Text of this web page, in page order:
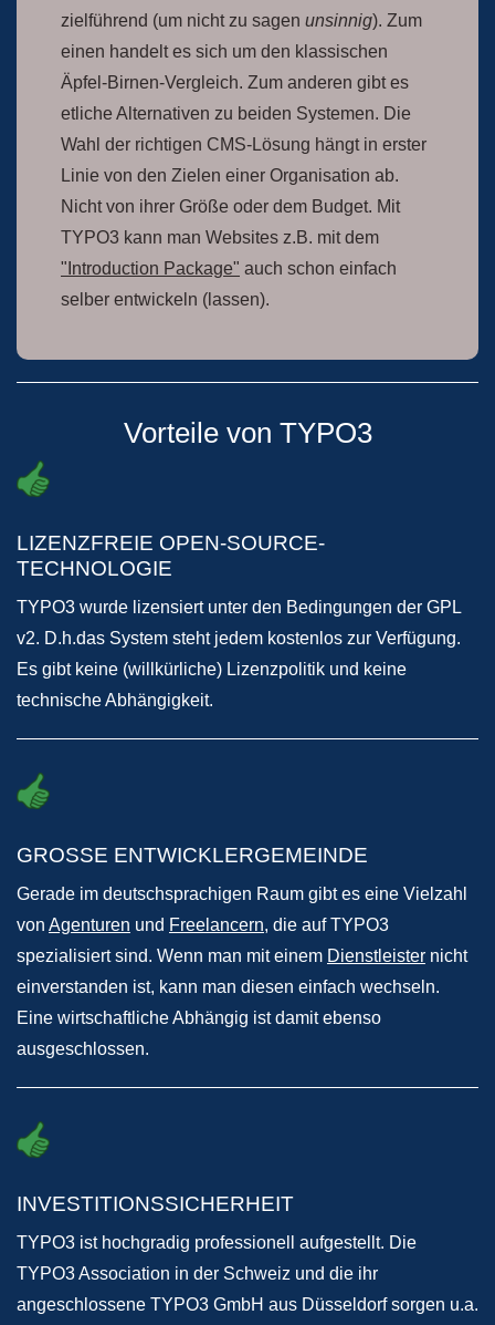
zielführend (um nicht zu sagen unsinnig). Zum
einen handelt es sich um den klassischen
Äpfel-Birnen-Vergleich. Zum anderen gibt es
etliche Alternativen zu beiden Systemen. Die
Wahl der richtigen CMS-Lösung hängt in erster
Linie von den Zielen einer Organisation ab.
Nicht von ihrer Größe oder dem Budget. Mit
TYPO3 kann man Websites z.B. mit dem
"Introduction Package" auch schon einfach
selber entwickeln (lassen).
Vorteile von TYPO3
LIZENZFREIE OPEN-SOURCE-
TECHNOLOGIE
TYPO3 wurde lizensiert unter den Bedingungen der GPL
v2. D.h.das System steht jedem kostenlos zur Verfügung.
Es gibt keine (willkürliche) Lizenzpolitik und keine
technische Abhängigkeit.
GROSSE ENTWICKLERGEMEINDE
Gerade im deutschsprachigen Raum gibt es eine Vielzahl
von Agenturen und Freelancern, die auf TYPO3
spezialisiert sind. Wenn man mit einem Dienstleister nicht
einverstanden ist, kann man diesen einfach wechseln.
Eine wirtschaftliche Abhängig ist damit ebenso
ausgeschlossen.
INVESTITIONSSICHERHEIT
TYPO3 ist hochgradig professionell aufgestellt. Die
TYPO3 Association in der Schweiz und die ihr
angeschlossene TYPO3 GmbH aus Düsseldorf sorgen u.a.